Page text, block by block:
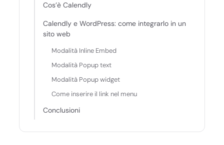
Cos’è Calendly
Calendly e WordPress: come integrarlo in un
sito web
Modalità Inline Embed
Modalità Popup text
Modalità Popup widget
Come inserire il link nel menu
Conclusioni